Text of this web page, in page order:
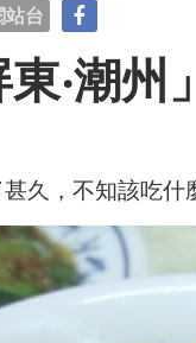
站台
‧潮州
久，不知該吃什